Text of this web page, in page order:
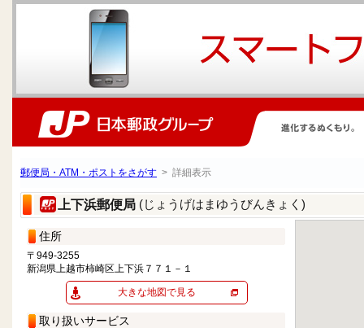
郵便局・ATM・ポストをさがす > 詳細表示
上下浜郵便局 (じょうげはまゆうびんきょく)
住所
〒949-3255
新潟県上越市柿崎区上下浜７７１－１
大きな地図で見る
取り扱いサービス